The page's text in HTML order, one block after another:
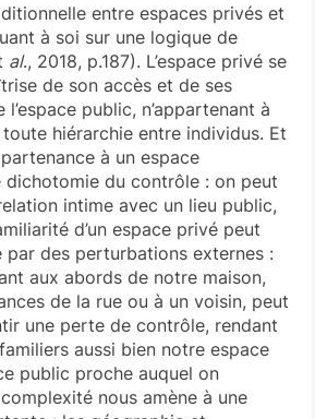
entre espaces privés et
à soi sur une logique de
al., 2018, p.187). L’espace privé se
de son accès et de ses
l’espace public, n’appartenant à
hiérarchie entre individus. Et
à un espace
dichotomie du contrôle : on peut
intime avec un lieu public,
d’un espace privé peut
par des perturbations externes :
aux abords de notre maison,
de la rue ou à un voisin, peut
une perte de contrôle, rendant
aussi bien notre espace
public proche auquel on
nous amène à une